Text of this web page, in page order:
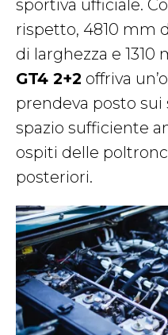
sportiva ufficiale.
rispetto, 4810 mm
di larghezza e 1310
GT4 2+2 offriva
prendeva posto
spazio sufficiente
ospiti delle
posteriori.